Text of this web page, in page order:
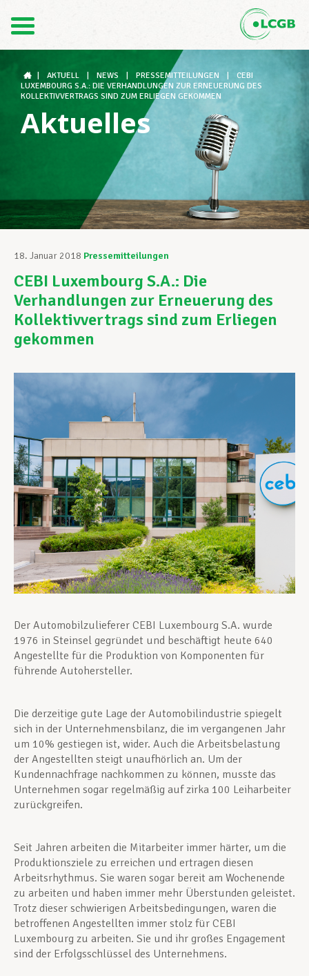
FR
Der LCGB
Gewerkschaftsstrukturen
Unterstützung im Arbeitsalltag
Ihre Rechte
Unterstützung im Privatleben
Berufliche Weiterentwicklung
Aktuell
AKTUELL NEWS PRESSEMITTEILUNGEN
CEBI
LUXEMBOURG S.A.: DIE VERHANDLUNGEN ZUR ERNEUERUNG DES
KOLLEKTIVVERTRAGS SIND ZUM ERLIEGEN GEKOMMEN
Aktuelles
18. Januar 2018 Pressemitteilungen
CEBI Luxembourg S.A.: Die
Verhandlungen zur Erneuerung des
Kollektivvertrags sind zum Erliegen
gekommen
Der Automobilzulieferer CEBI Luxembourg S.A. wurde
1976 in Steinsel gegründet und beschäftigt heute 640
Angestellte für die Produktion von Komponenten für
führende Autohersteller.
Die derzeitige gute Lage der Automobilindustrie spiegelt
sich in der Unternehmensbilanz, die im vergangenen Jahr
um 10% gestiegen ist, wider. Auch die Arbeitsbelastung
der Angestellten steigt unaufhörlich an. Um der
Kundennachfrage nachkommen zu können, musste das
Unternehmen sogar regelmäßig auf zirka 100 Leiharbeiter
zurückgreifen.
Seit Jahren arbeiten die Mitarbeiter immer härter, um die
Produktionsziele zu erreichen und ertragen diesen
Arbeitsrhythmus. Sie waren sogar bereit am Wochenende
zu arbeiten und haben immer mehr Überstunden geleistet.
Trotz dieser schwierigen Arbeitsbedingungen, waren die
betroffenen Angestellten immer stolz für CEBI
Luxembourg zu arbeiten. Sie und ihr großes Engagement
sind der Erfolgsschlüssel des Unternehmens.